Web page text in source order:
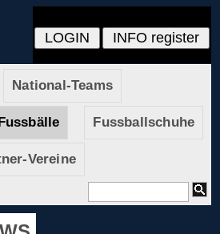
National-Teams
Fussballschuhe
Vereine